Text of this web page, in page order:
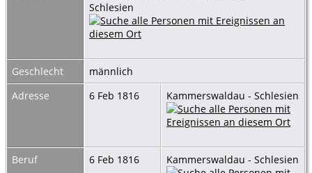
Schlesien
Geschlecht
männlich
Adresse
6 Feb 1816 Kammerswaldau - Schlesien
Beruf 6 Feb 1816 Kammerswaldau - Schlesien